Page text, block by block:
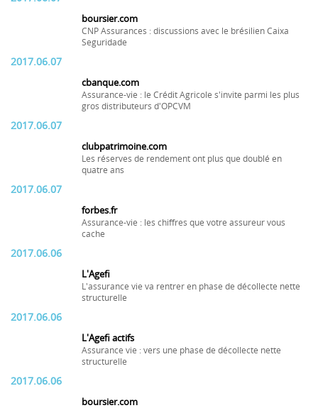
boursier.com
CNP Assurances : discussions avec le brésilien Caixa
Seguridade
2017.06.07
cbanque.com
Assurance-vie : le Crédit Agricole s'invite parmi les plus
gros distributeurs d'OPCVM
2017.06.07
clubpatrimoine.com
Les réserves de rendement ont plus que doublé en
quatre ans
2017.06.07
forbes.fr
Assurance-vie : les chiffres que votre assureur vous
cache
2017.06.06
L'Agefi
L'assurance vie va rentrer en phase de décollecte nette
structurelle
2017.06.06
L'Agefi actifs
Assurance vie : vers une phase de décollecte nette
structurelle
2017.06.06
boursier.com